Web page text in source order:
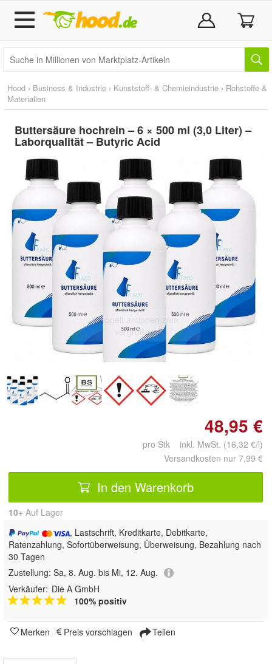
Hood › Business & Industrie › Kunststoff- & Chemieindustrie › Rohstoffe &
Materialien
Buttersäure hochrein – 6 × 500 ml (3,0 Liter) –
Laborqualität – Butyric Acid
Doppelt antippen zum
vergrößern
48,95 €
pro Stk inkl. MwSt. (16,32 €/l)
Versandkosten nur 7,99 €
In den Warenkorb
10+ Auf Lager
, Lastschrift, Kreditkarte, Debitkarte,
Ratenzahlung, Sofortüberweisung, Überweisung, Bezahlung nach
30 Tagen
Zustellung: Sa, 8. Aug. bis Mi, 12. Aug.
Verkäufer: Die A GmbH
100% positiv
Merken Preis vorschlagen Teilen